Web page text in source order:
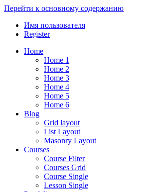
Перейти к основному содержанию
Имя пользователя
Register
Home
Home 1
Home 2
Home 3
Home 4
Home 5
Home 6
Blog
Grid layout
List Layout
Masonry Layout
Courses
Course Filter
Courses Grid
Course Single
Lesson Single